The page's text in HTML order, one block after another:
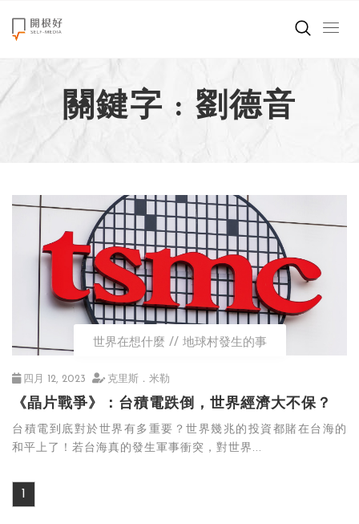
來點正能量
世界在想什麼
創造美好生活
職場商業經濟
影片專區
關於我們
關鍵字 : 劉德音
世界在想什麼 地球村發生的事
四月 12, 2023 克里斯．米勒
《晶片戰爭》：台積電跌倒，世界經濟大不保？
台積電到底對於世界有多重要？世界幾兆的投資都賭在台海的
和平上了！若台海真的發生軍事衝突，對世界...
1